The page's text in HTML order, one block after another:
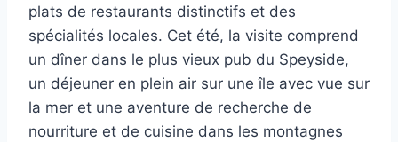
plats de restaurants distinctifs et des
spécialités locales. Cet été, la visite comprend
un dîner dans le plus vieux pub du Speyside,
un déjeuner en plein air sur une île avec vue sur
la mer et une aventure de recherche de
nourriture et de cuisine dans les montagnes